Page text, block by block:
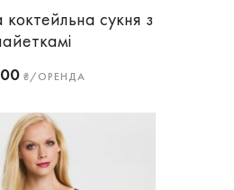
сукня з
₴/ОРЕНДА